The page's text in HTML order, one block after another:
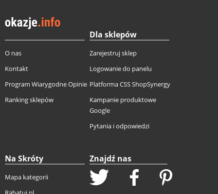
O nas
Kontakt
Program Wiarygodne Opinie
Ranking sklepów
Dla sklepów
Zarejestruj sklep
Logowanie do panelu
Platforma CSS ShopSynergy
Kampanie produktowe
Google
Pytania i odpowiedzi
Na Skróty
Mapa kategorii
Znajdź nas